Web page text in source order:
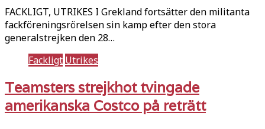
FACKLIGT, UTRIKES I Grekland fortsätter den militanta
fackföreningsrörelsen sin kamp efter den stora
generalstrejken den 28…
Fackligt Utrikes
Teamsters strejkhot tvingade
amerikanska Costco på reträtt